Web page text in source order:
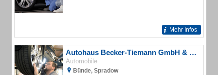
Mehr Infos
Autohaus Becker-Tiemann GmbH & Co.KG
Automobile
Bünde, Spradow